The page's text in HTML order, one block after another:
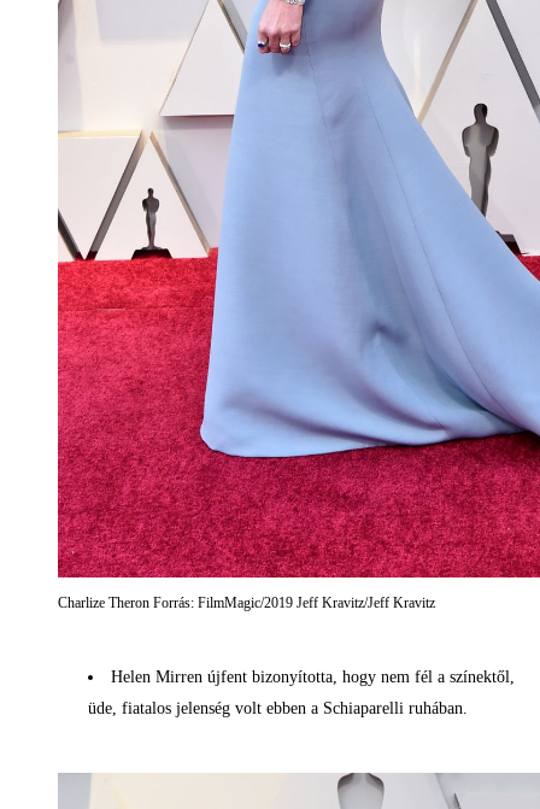
Charlize Theron Forrás: FilmMagic/2019 Jeff Kravitz/Jeff Kravitz
Helen Mirren újfent bizonyította, hogy nem fél a színektől,
üde, fiatalos jelenség volt ebben a Schiaparelli ruhában.